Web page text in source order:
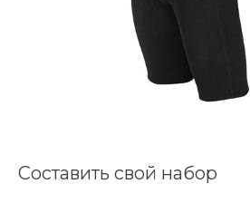
Составить свой набор